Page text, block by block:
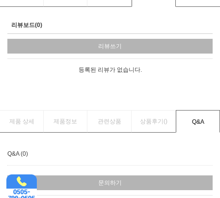
리뷰보드(0)
리뷰쓰기
등록된 리뷰가 없습니다.
제품 상세 제품정보 관련상품 상품후기() Q&A
Q&A (0)
문의하기